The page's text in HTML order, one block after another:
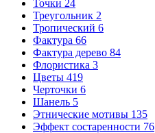
Точки 24
Треугольник 2
Тропический 6
Фактура 66
Фактура дерево 84
Флористика 3
Цветы 419
Черточки 6
Шанель 5
Этнические мотивы 135
Эффект состаренности 76